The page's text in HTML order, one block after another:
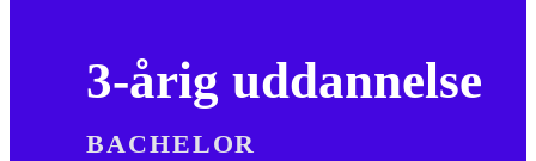
3-årig uddannelse
BACHELOR